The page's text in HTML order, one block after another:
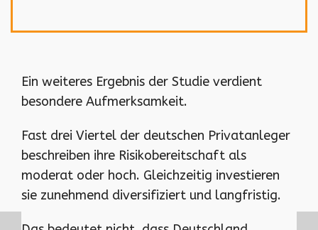
Ein weiteres Ergebnis der Studie verdient
besondere Aufmerksamkeit.
Fast drei Viertel der deutschen Privatanleger
beschreiben ihre Risikobereitschaft als
moderat oder hoch. Gleichzeitig investieren
sie zunehmend diversifiziert und langfristig.